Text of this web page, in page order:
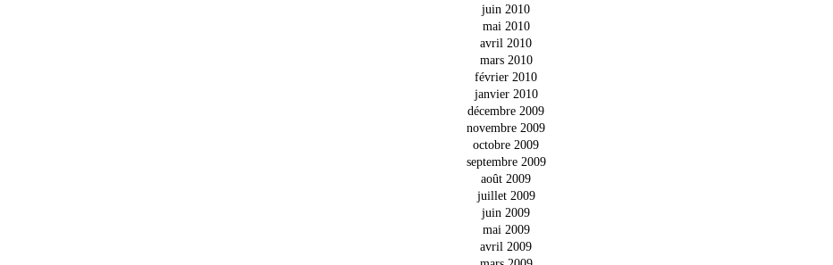
juin 2010
mai 2010
avril 2010
mars 2010
février 2010
janvier 2010
décembre 2009
novembre 2009
octobre 2009
septembre 2009
août 2009
juillet 2009
juin 2009
mai 2009
avril 2009